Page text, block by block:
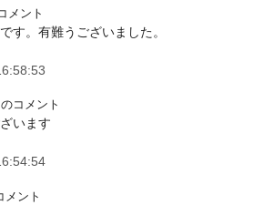
メント
す。有難うございました。
コメント
います
メント